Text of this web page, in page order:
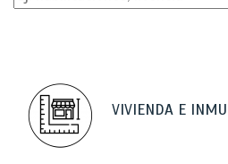
VIVIENDA E